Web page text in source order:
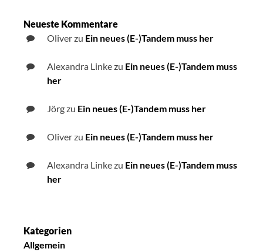
Neueste Kommentare
Oliverzu Ein neues (E-)Tandem muss her
Alexandra Linkezu Ein neues (E-)Tandem muss
her
Jörgzu Ein neues (E-)Tandem muss her
Oliverzu Ein neues (E-)Tandem muss her
Alexandra Linkezu Ein neues (E-)Tandem muss
her
Kategorien
Allgemein